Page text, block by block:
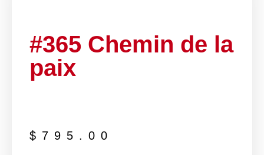
#365 Chemin de la
paix
$ 795.00